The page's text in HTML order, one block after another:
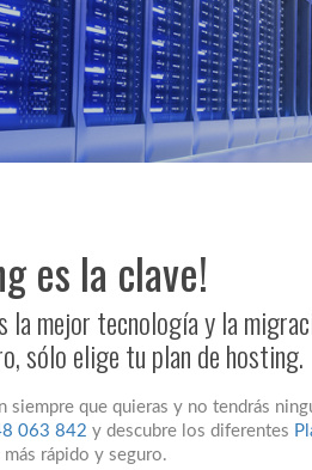
es la clave!
la mejor tecnología y la
sólo elige tu plan de hosting.
siempre que quieras y no tendrás
063 842 y descubre los diferentes
rápido y seguro.